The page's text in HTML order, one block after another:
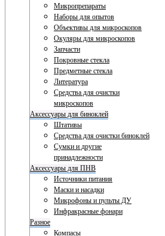
Микропрепараты
Наборы для опытов
Объективы для микроскопов
Окуляры для микроскопов
Запчасти
Покровные стекла
Предметные стекла
Литература
Средства для очистки
микроскопов
Аксессуары для биноклей
Штативы
Средства для очистки биноклей
Сумки и другие
принадлежности
Аксессуары для ПНВ
Источники питания
Маски и насадки
Микрофоны и пульты ДУ
Инфракрасные фонари
Разное
Компасы